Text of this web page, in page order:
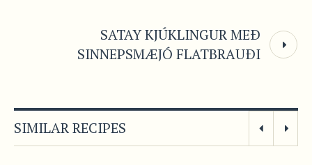
SATAY KJÚKLINGUR MEÐ
SINNEPSMÆJÓ FLATBRAUÐI
SIMILAR RECIPES